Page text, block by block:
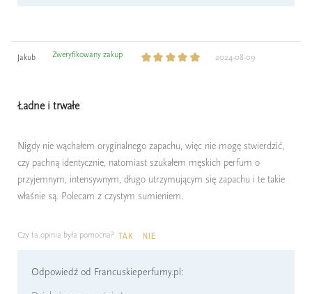
Jakub Zweryfikowany zakup 2024-08-09
Ładne i trwałe
Nigdy nie wąchałem oryginalnego zapachu, więc nie mogę stwierdzić,
czy pachną identycznie, natomiast szukałem męskich perfum o
przyjemnym, intensywnym, długo utrzymującym się zapachu i te takie
właśnie są. Polecam z czystym sumieniem.
Czy ta opinia była pomocna? TAK NIE
Odpowiedź od Francuskieperfumy.pl: